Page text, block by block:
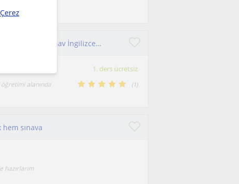
Çerez
İngilizce öğretmeninden her yaş grubuna, Genel İngilizce-Sınav İngilizcesi(YDT,YDS,IELTS, TOEFL) dersleri
1. ders ücretsiz
alanında
(1)
sınava
hazırlarım